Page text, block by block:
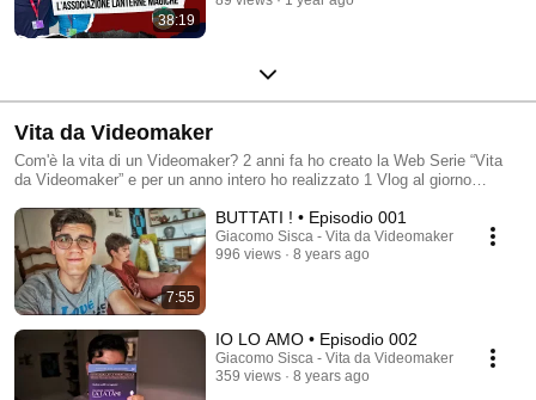
38:19
Vita da Videomaker
Com'è la vita di un Videomaker? 2 anni fa ho creato la Web Serie “Vita
da Videomaker” e per un anno intero ho realizzato 1 Vlog al giorno
a raccontare me stesso e le storie che mi circondano. Ma non mi
bastava più. Così ho iniziato la seconda stagione dando voce alle storie
degli altri. Siamo circondati da Influencer, Youtubers e Creators in
generale. Ma i loro contenuti come vengono realizzati? Ciò che si vede è
solo la punta dell’iceberg. Vi siete mai chiesti: cosa c’è aldilà della
videocamera? Io si! Ed è proprio con questa curiosità che vi porterò con
me alla scoperta del dietro le quinte di chi ha a che fare con i video e il
web. Per contribuire a rendere questo progetto libero da pubblicità puoi
entrare a far parte anche tu della community dei finanziatori e produttori
della serie.
7:55
BUTTATI ! • Episodio 001
Giacomo Sisca - Vita da Videomaker
996 views
8 years ago
IO LO AMO • Episodio 002
Giacomo Sisca - Vita da Videomaker
359 views
8 years ago